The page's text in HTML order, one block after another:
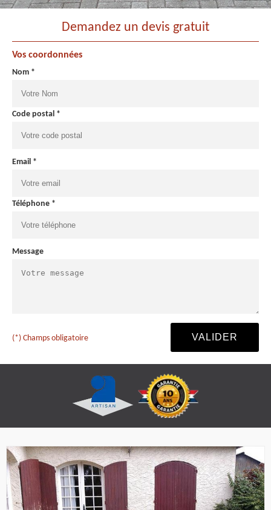
Demandez un devis gratuit
Vos coordonnées
Nom *
Code postal *
Email *
Téléphone *
Message
(*) Champs obligatoire